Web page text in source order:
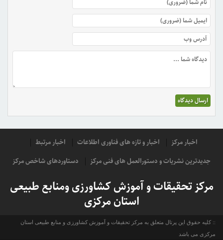
اخبار مرکز اخبار و تازه های فناوری اطلاعات
اخبار مرتبط
جدیدترین نشریات و دستورالعمل های فنی مرکز
دستاوردهای شاخص مرکز
مرکز تحقیقات و آموزش کشاورزی ومنابع طبیعی
استان مرکزی
کلیه حقوق این پرتال متعلق به مرکز تحقیقات و آموزش کشاورزی و منابع طبیعی استان
مرکزی می باشد